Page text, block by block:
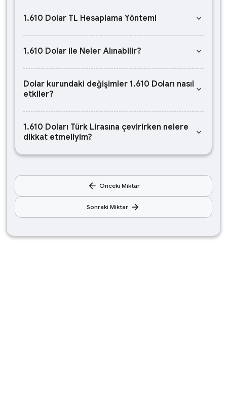
1.610 Dolar TL Hesaplama Yöntemi keyboard_arrow_down
1.610 Dolar ile Neler Alınabilir? keyboard_arrow_down
Dolar kurundaki değişimler 1.610 Doları nasıl
etkiler?
keyboard_arrow_down
1.610 Doları Türk Lirasına çevirirken nelere
dikkat etmeliyim?
keyboard_arrow_down
arrow_back Önceki Miktar
Sonraki Miktar arrow_forward